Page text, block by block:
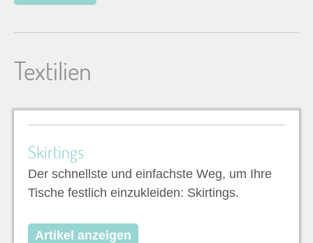
Textilien
Skirtings
Der schnellste und einfachste Weg, um Ihre
Tische festlich einzukleiden: Skirtings.
Artikel anzeigen